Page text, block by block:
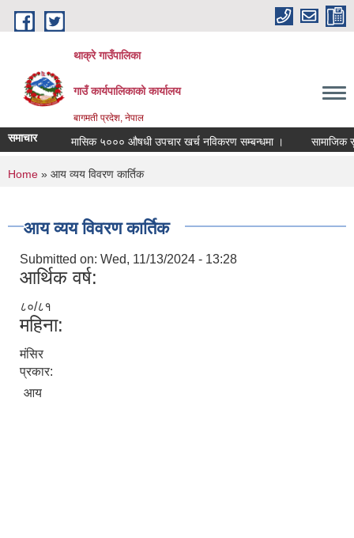
Skip to main content
थाक्रे गाउँपालिका
गाउँ कार्यपालिकाको कार्यालय
बागमती प्रदेश, नेपाल
समाचार मासिक ५००० औषधी उपचार खर्च नविकरण सम्बन्धमा । सामाजिक
You are here
Home » आय व्यय विवरण कार्तिक
आय व्यय विवरण कार्तिक
Submitted on: Wed, 11/13/2024 - 13:28
आर्थिक वर्ष:
८०/८१
महिना:
मंसिर
प्रकार:
आय